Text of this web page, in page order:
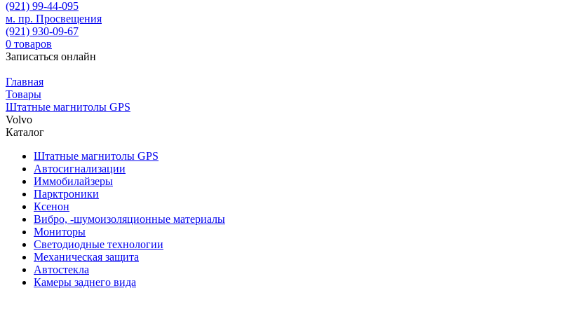
(921) 99-44-095
м. пр. Просвещения
(921) 930-09-67
0 товаров
Записаться онлайн
Главная
Товары
Штатные магнитолы GPS
Volvo
Каталог
Штатные магнитолы GPS
Автосигнализации
Иммобилайзеры
Парктроники
Ксенон
Вибро, -шумоизоляционные материалы
Мониторы
Светодиодные технологии
Механическая защита
Автостекла
Камеры заднего вида